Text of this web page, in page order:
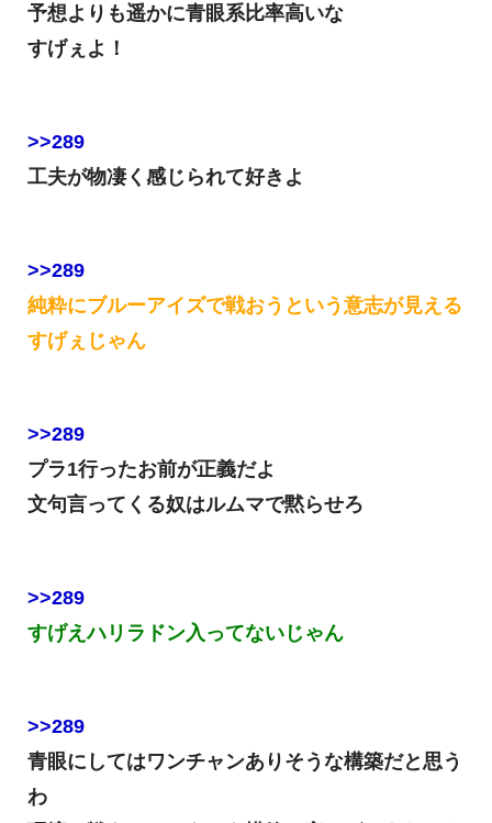
予想よりも遥かに青眼系比率高いな
すげぇよ！
>>289
工夫が物凄く感じられて好きよ
>>289
純粋にブルーアイズで戦おうという意志が見える
すげぇじゃん
>>289
プラ1行ったお前が正義だよ
文句言ってくる奴はルムマで黙らせろ
>>289
すげえハリラドン入ってないじゃん
>>289
青眼にしてはワンチャンありそうな構築だと思う
わ